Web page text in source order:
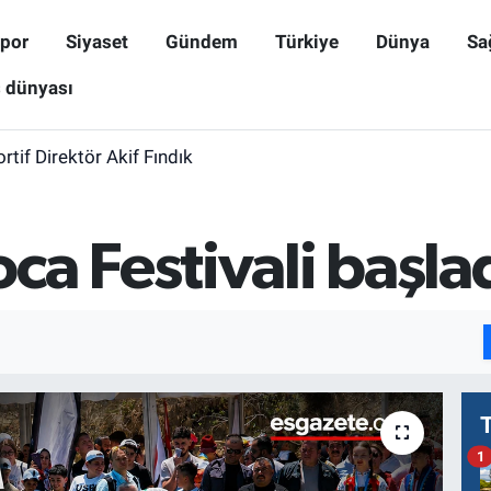
Siyaset Gündem Türkiye Dünya
Direktör Akif Fındık
Festivali
1